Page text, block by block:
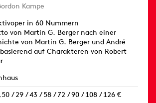
Kampe
in 60 Nummern
von Martin G. Berger nach einer
von Martin G. Berger und André
auf Charakteren von Robert
/ 29 / 43 / 58 / 72 / 90 / 108 / 126 €